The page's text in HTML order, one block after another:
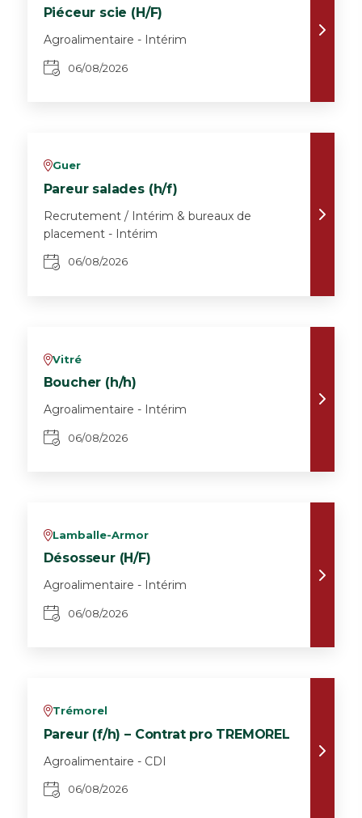
Piéceur scie (H/F)
Agroalimentaire - Intérim
06/08/2026
vGuer
Pareur salades (h/f)
Recrutement / Intérim & bureaux de
placement - Intérim
06/08/2026
vVitré
Boucher (h/h)
Agroalimentaire - Intérim
06/08/2026
vLamballe-Armor
Désosseur (H/F)
Agroalimentaire - Intérim
06/08/2026
vTrémorel
Pareur (f/h) – Contrat pro TREMOREL
Agroalimentaire - CDI
06/08/2026